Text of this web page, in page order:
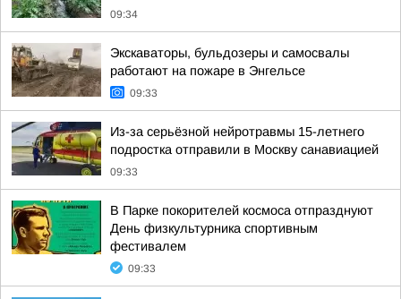
09:34
Экскаваторы, бульдозеры и самосвалы
работают на пожаре в Энгельсе
09:33
Из-за серьёзной нейротравмы 15-летнего
подростка отправили в Москву санавиацией
09:33
В Парке покорителей космоса отпразднуют
День физкультурника спортивным
фестивалем
09:33